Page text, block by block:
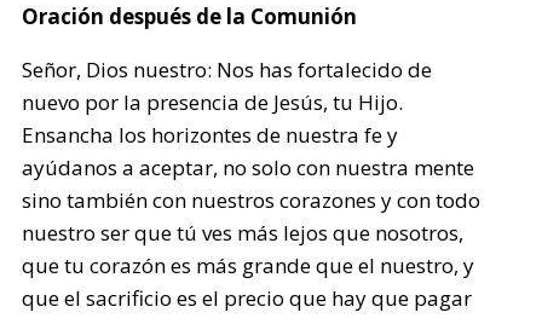
Oración después de la Comunión
Señor, Dios nuestro: Nos has fortalecido de
nuevo por la presencia de Jesús, tu Hijo.
Ensancha los horizontes de nuestra fe y
ayúdanos a aceptar, no solo con nuestra mente
sino también con nuestros corazones y con todo
nuestro ser que tú ves más lejos que nosotros,
que tu corazón es más grande que el nuestro, y
que el sacrificio es el precio que hay que pagar